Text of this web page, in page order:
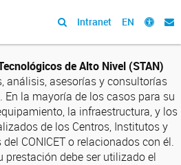
Intranet EN
de Alto Nivel (STAN)
análisis, asesorías y consultorías
la mayoría de los casos para su
la infraestructura, y los
de los Centros, Institutos y
CONICET o relacionados con él.
prestación debe ser utilizado el